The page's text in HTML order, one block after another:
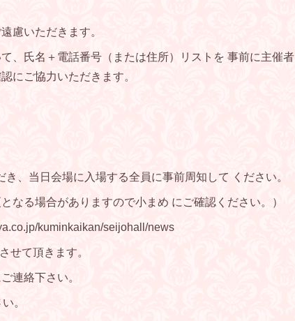
慮いただきます。
、氏名＋電話番号（または住所）リストを 事前に主催者
にご協力いただきます。
、当日会場に入場する全員に事前周知して ください。
なる場合がありますので小まめ にご確認ください。）
kuminkaikan/seijohall/news
せて頂きます。
連絡下さい。
。